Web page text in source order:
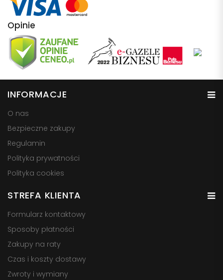
Opinie
INFORMACJE
O nas
Bezpieczne zakupy
Regulamin
Polityka prywatności
Polityka cookies
STREFA KLIENTA
Formularz kontaktowy
Sposoby płatności
Zakupy na raty
Czas i koszty dostawy
Zwroty i wymiany